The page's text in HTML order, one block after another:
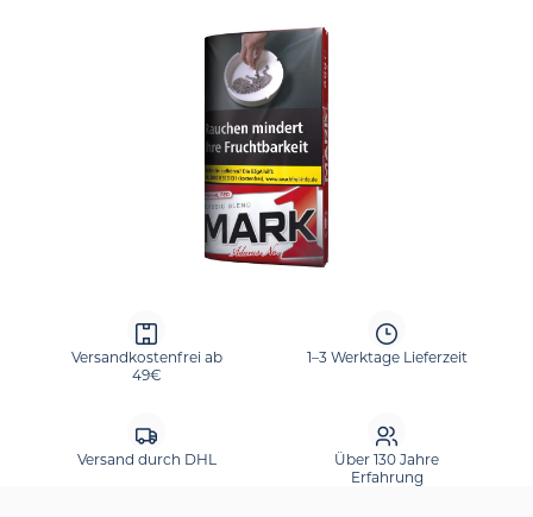
Bildergalerie überspringen
Versandkostenfrei ab
49€
1–3 Werktage Lieferzeit
Versand durch DHL
Über 130 Jahre
Erfahrung